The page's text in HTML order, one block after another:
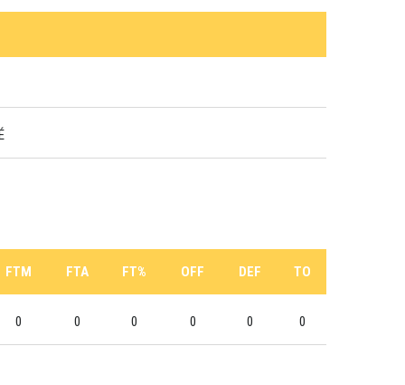
FTM FTA FT% OFF DEF TO
0 0 0 0 0 0